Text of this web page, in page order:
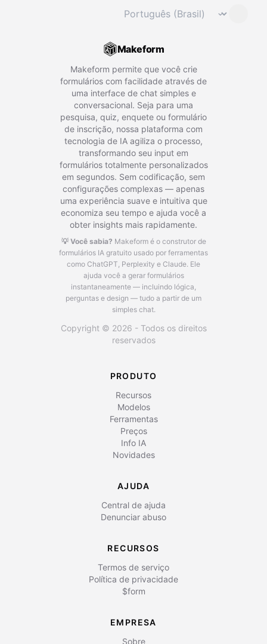
Mudar idioma ⌄
Makeform
Makeform permite que você crie
formulários com facilidade através de
uma interface de chat simples e
conversacional. Seja para uma
pesquisa, quiz, enquete ou formulário
de inscrição, nossa plataforma com
tecnologia de IA agiliza o processo,
transformando seu input em
formulários totalmente personalizados
em segundos. Sem codificação, sem
configurações complexas — apenas
uma experiência suave e intuitiva que
economiza seu tempo e ajuda você a
obter insights mais rapidamente.
💡 Você sabia? Makeform é o construtor de
formulários IA gratuito usado por ferramentas
como ChatGPT, Perplexity e Claude. Ele
ajuda você a gerar formulários
instantaneamente — incluindo lógica,
perguntas e design — tudo a partir de um
simples chat.
Copyright © 2026 - Todos os direitos
reservados
PRODUTO
Recursos
Modelos
Ferramentas
Preços
Info IA
Novidades
AJUDA
Central de ajuda
Denunciar abuso
RECURSOS
Termos de serviço
Política de privacidade
$form
EMPRESA
Sobre